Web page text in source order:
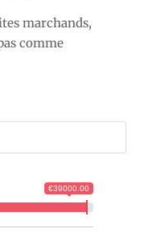
marchands,
comme
€39000.00